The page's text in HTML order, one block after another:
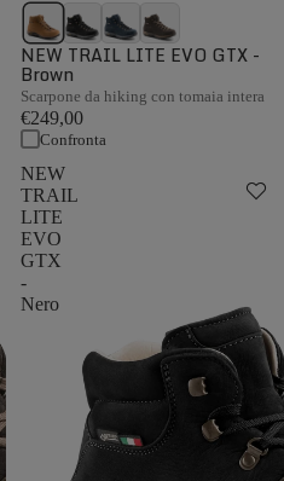
NEW TRAIL LITE EVO GTX -
Brown
Scarpone da hiking con tomaia intera
€249,00
Confronta
NEW
TRAIL
LITE
EVO
GTX
-
Nero